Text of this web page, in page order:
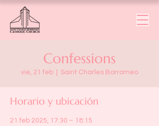
Confessions
vie, 21 feb Saint Charles Borromeo
Horario y ubicación
21 feb 2025, 17:30 – 18:15